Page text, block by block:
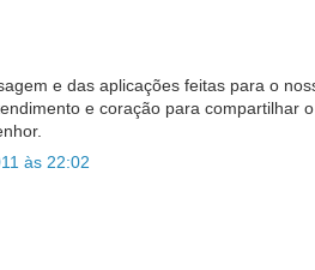
e das aplicações feitas para o
e coração para compartilhar o
às 22:02